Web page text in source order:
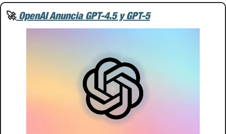
🚀 OpenAI Anuncia GPT-4.5 y GPT-5